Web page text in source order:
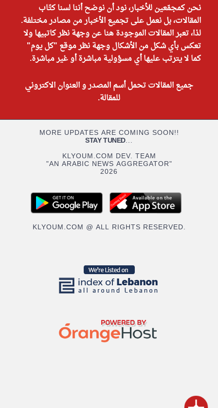
نحن كمجمّعين للأخبار، نود أن نوضح أننا لسنا كتّاب
المقالات، بل نعمل على تجميع الأخبار من مصادر مختلفة.
لذا، تعبر المقالات الموجودة هنا عن وجهة نظر كاتبيها ولا
تعكس بأي شكل من الأشكال وجهة نظر موقع "كل يوم"
كما لا يترتب عليها أي مسؤولية مباشرة أو غير مباشرة.
جميع المقالات تحمل أسم المصدر و العنوان الاكتروني
للمقالة.
MORE UPDATES ARE COMING SOON!!
STAY TUNED...
KLYOUM.COM DEV. TEAM
"AN ARABIC NEWS AGGREGATOR"
2026
KLYOUM.COM @ ALL RIGHTS RESERVED.